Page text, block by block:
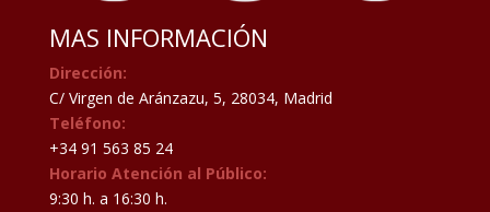
MAS INFORMACIÓN
Dirección:
C/ Virgen de Aránzazu, 5, 28034, Madrid
Teléfono:
+34 91 563 85 24
Horario Atención al Público:
9:30 h. a 16:30 h.